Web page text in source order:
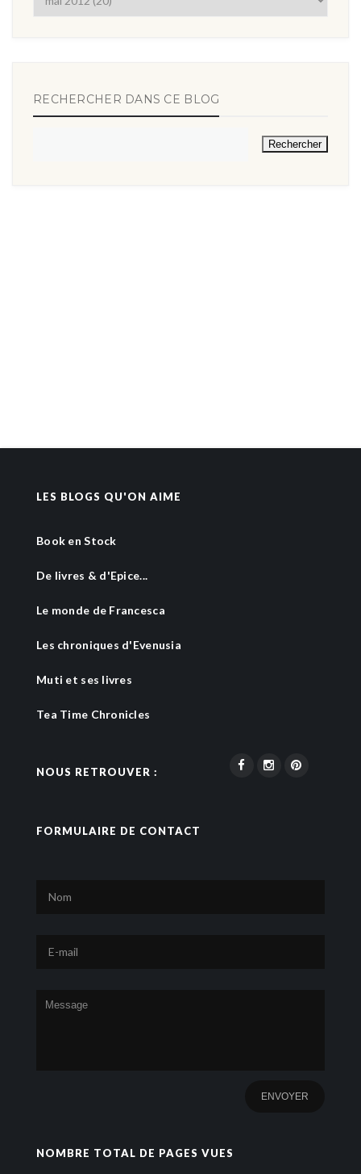
RECHERCHER DANS CE BLOG
LES BLOGS QU'ON AIME
Book en Stock
De livres & d'Epice...
Le monde de Francesca
Les chroniques d'Evenusia
Muti et ses livres
Tea Time Chronicles
NOUS RETROUVER :
FORMULAIRE DE CONTACT
NOMBRE TOTAL DE PAGES VUES